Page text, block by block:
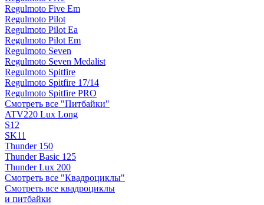
Regulmoto Five Em
Regulmoto Pilot
Regulmoto Pilot Ea
Regulmoto Pilot Em
Regulmoto Seven
Regulmoto Seven Medalist
Regulmoto Spitfire
Regulmoto Spitfire 17/14
Regulmoto Spitfire PRO
Смотреть все "Питбайки"
ATV220 Lux Long
S12
SK11
Thunder 150
Thunder Basic 125
Thunder Lux 200
Смотреть все "Квадроциклы"
Смотреть все квадроциклы
и питбайки